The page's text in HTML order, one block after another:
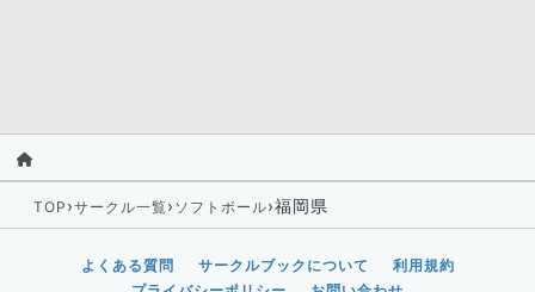
TOP ›サークル一覧› ソフトボール›福岡県
よくある質問 サークルブックについて
利用規約